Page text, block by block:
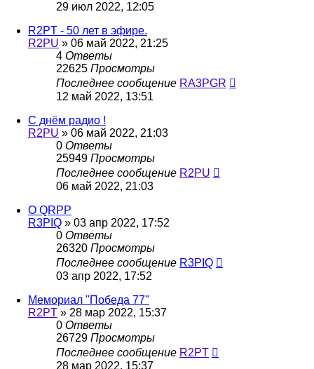
29 июл 2022, 12:05
R2PT - 50 лет в эфире.
R2PU » 06 май 2022, 21:25
4 Ответы
22625 Просмотры
Последнее сообщение RA3PGR
12 май 2022, 13:51
С днём радио !
R2PU » 06 май 2022, 21:03
0 Ответы
25949 Просмотры
Последнее сообщение R2PU
06 май 2022, 21:03
О QRPP
R3PIQ » 03 апр 2022, 17:52
0 Ответы
26320 Просмотры
Последнее сообщение R3PIQ
03 апр 2022, 17:52
Мемориал "Победа 77"
R2PT » 28 мар 2022, 15:37
0 Ответы
26729 Просмотры
Последнее сообщение R2PT
28 мар 2022, 15:37